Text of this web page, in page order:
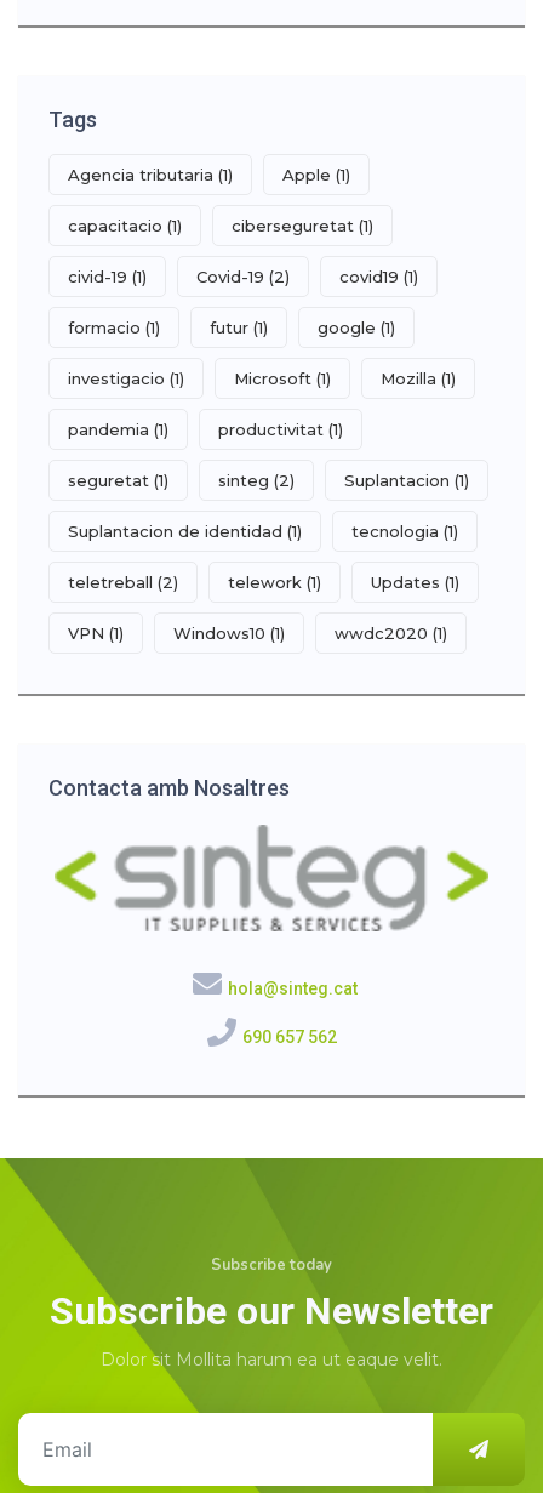
Tags
Agencia tributaria (1) Apple (1)
capacitacio (1) ciberseguretat (1)
civid-19 (1) Covid-19 (2) covid19 (1)
formacio (1) futur (1) google (1)
investigacio (1) Microsoft (1) Mozilla (1)
pandemia (1) productivitat (1)
seguretat (1) sinteg (2) Suplantacion (1)
Suplantacion de identidad (1) tecnologia (1)
teletreball (2) telework (1) Updates (1)
VPN (1) Windows10 (1) wwdc2020 (1)
Contacta amb Nosaltres
hola@sinteg.cat
690 657 562
Subscribe today
Subscribe our Newsletter
Dolor sit Mollita harum ea ut eaque velit.